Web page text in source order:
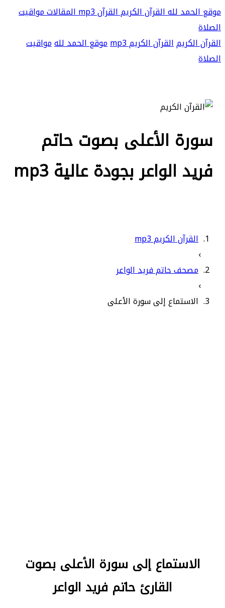
موقع الحمد للهالقرآن الكريمالقرآن mp3 المقالاتمواقيت
الصلاة
القرآن الكريمالقرآن الكريم mp3 موقع الحمد للهمواقيت
الصلاة
سورة الأعلى بصوت حاتم
فريد الواعر بجودة عالية mp3
القرآن الكريم mp3
›
مصحف حاتم فريد الواعر
›
الاستماع إلى سورة الأعلى
الاستماع إلى سورة الأعلى بصوت
القارئ حاتم فريد الواعر